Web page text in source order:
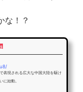
な！？
表現される広大な中国大陸を駆け
に始動。